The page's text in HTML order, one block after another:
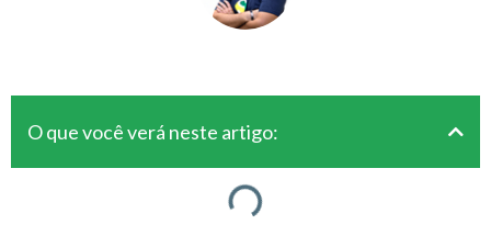
O que você verá neste artigo: